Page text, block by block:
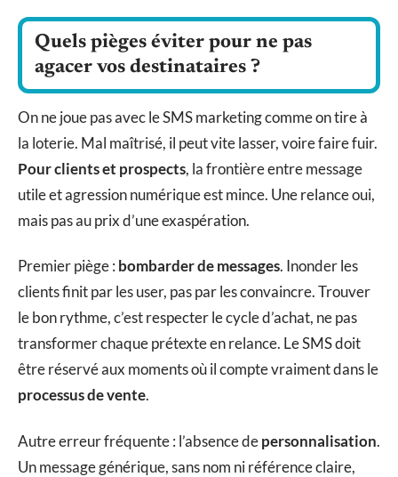
Quels pièges éviter pour ne pas
agacer vos destinataires ?
On ne joue pas avec le SMS marketing comme on tire à
la loterie. Mal maîtrisé, il peut vite lasser, voire faire fuir.
Pour clients et prospects, la frontière entre message
utile et agression numérique est mince. Une relance oui,
mais pas au prix d’une exaspération.
Premier piège : bombarder de messages. Inonder les
clients finit par les user, pas par les convaincre. Trouver
le bon rythme, c’est respecter le cycle d’achat, ne pas
transformer chaque prétexte en relance. Le SMS doit
être réservé aux moments où il compte vraiment dans le
processus de vente.
Autre erreur fréquente : l’absence depersonnalisation.
Un message générique, sans nom ni référence claire,